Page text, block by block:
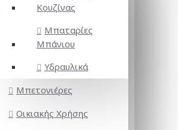
Κουζίνας
Μπαταρίες
Μπάνιου
Υδραυλικά
Μπετονιέρες
Οικιακής Χρήσης